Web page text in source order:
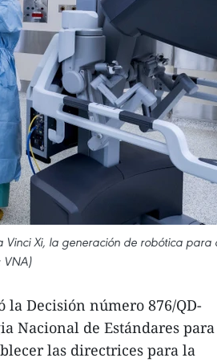
Vinci Xi, la generación de robótica para
VNA)
Decisión número 876/QD-
Nacional de Estándares para
las directrices para la